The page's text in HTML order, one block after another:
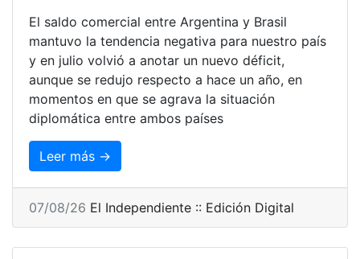
El saldo comercial entre Argentina y Brasil
mantuvo la tendencia negativa para nuestro país
y en julio volvió a anotar un nuevo déficit,
aunque se redujo respecto a hace un año, en
momentos en que se agrava la situación
diplomática entre ambos países
Leer más →
07/08/26 El Independiente :: Edición Digital